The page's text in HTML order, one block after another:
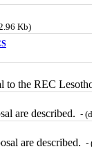
Kb)
to the REC
are described. -
are described. -